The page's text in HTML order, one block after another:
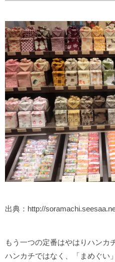
出典：http://
もう一つの定番はやはりハンカ
ハンカチではなく、「まめぐい